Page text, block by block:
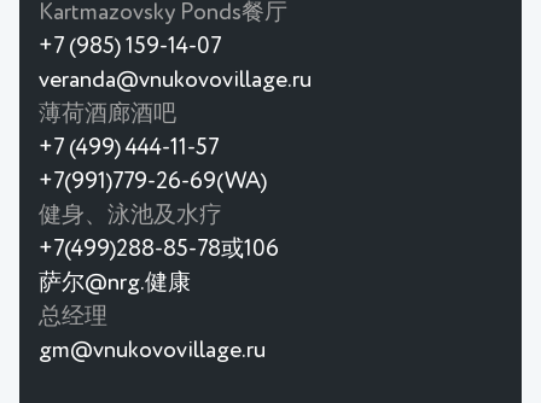
Kartmazovsky Ponds餐厅
+7 (985) 159-14-07
veranda@vnukovovillage.ru
薄荷酒廊酒吧
+7 (499) 444-11-57
+7(991)779-26-69(WA)
健身、泳池及水疗
+7(499)288-85-78或106
萨尔@nrg.健康
总经理
gm@vnukovovillage.ru